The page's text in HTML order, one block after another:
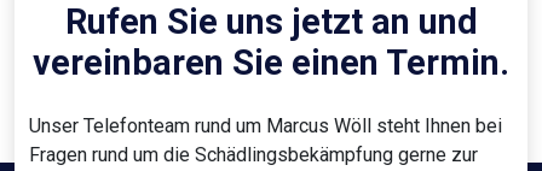
Rufen Sie uns jetzt an und
vereinbaren Sie einen Termin.
Unser Telefonteam rund um Marcus Wöll steht Ihnen bei
Fragen rund um die Schädlingsbekämpfung gerne zur